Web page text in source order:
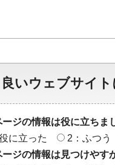
いウェブサイ
ージの情報は役に立ちま
に立った
2：ふつう
ージの情報は見つけやす